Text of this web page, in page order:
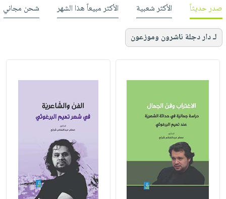
صدر حديثاً الأكثر شعبية الأكثر مبيعاً هذا الشهر شحن مجاني
لـ دار دجلة ناشرون وموزعون